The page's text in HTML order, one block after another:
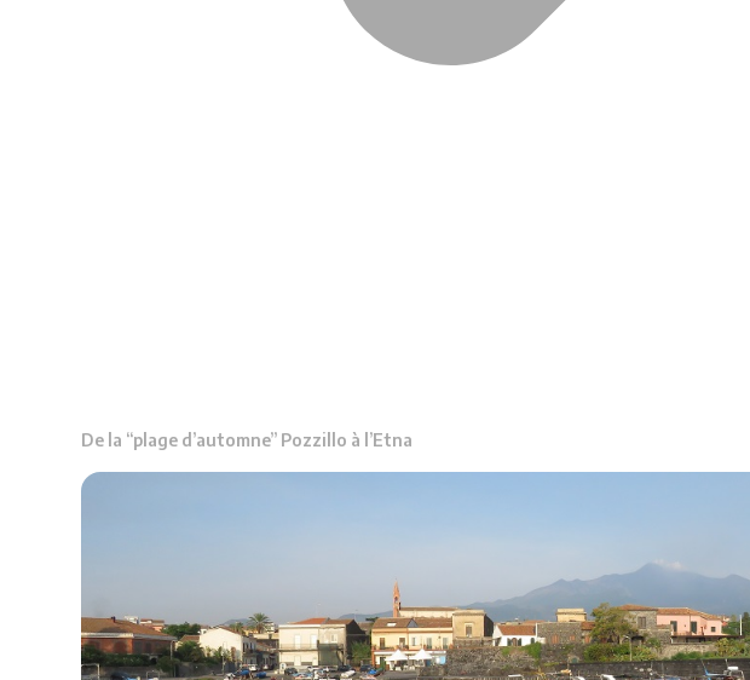
De la “plage d’automne” Pozzillo à l’Etna